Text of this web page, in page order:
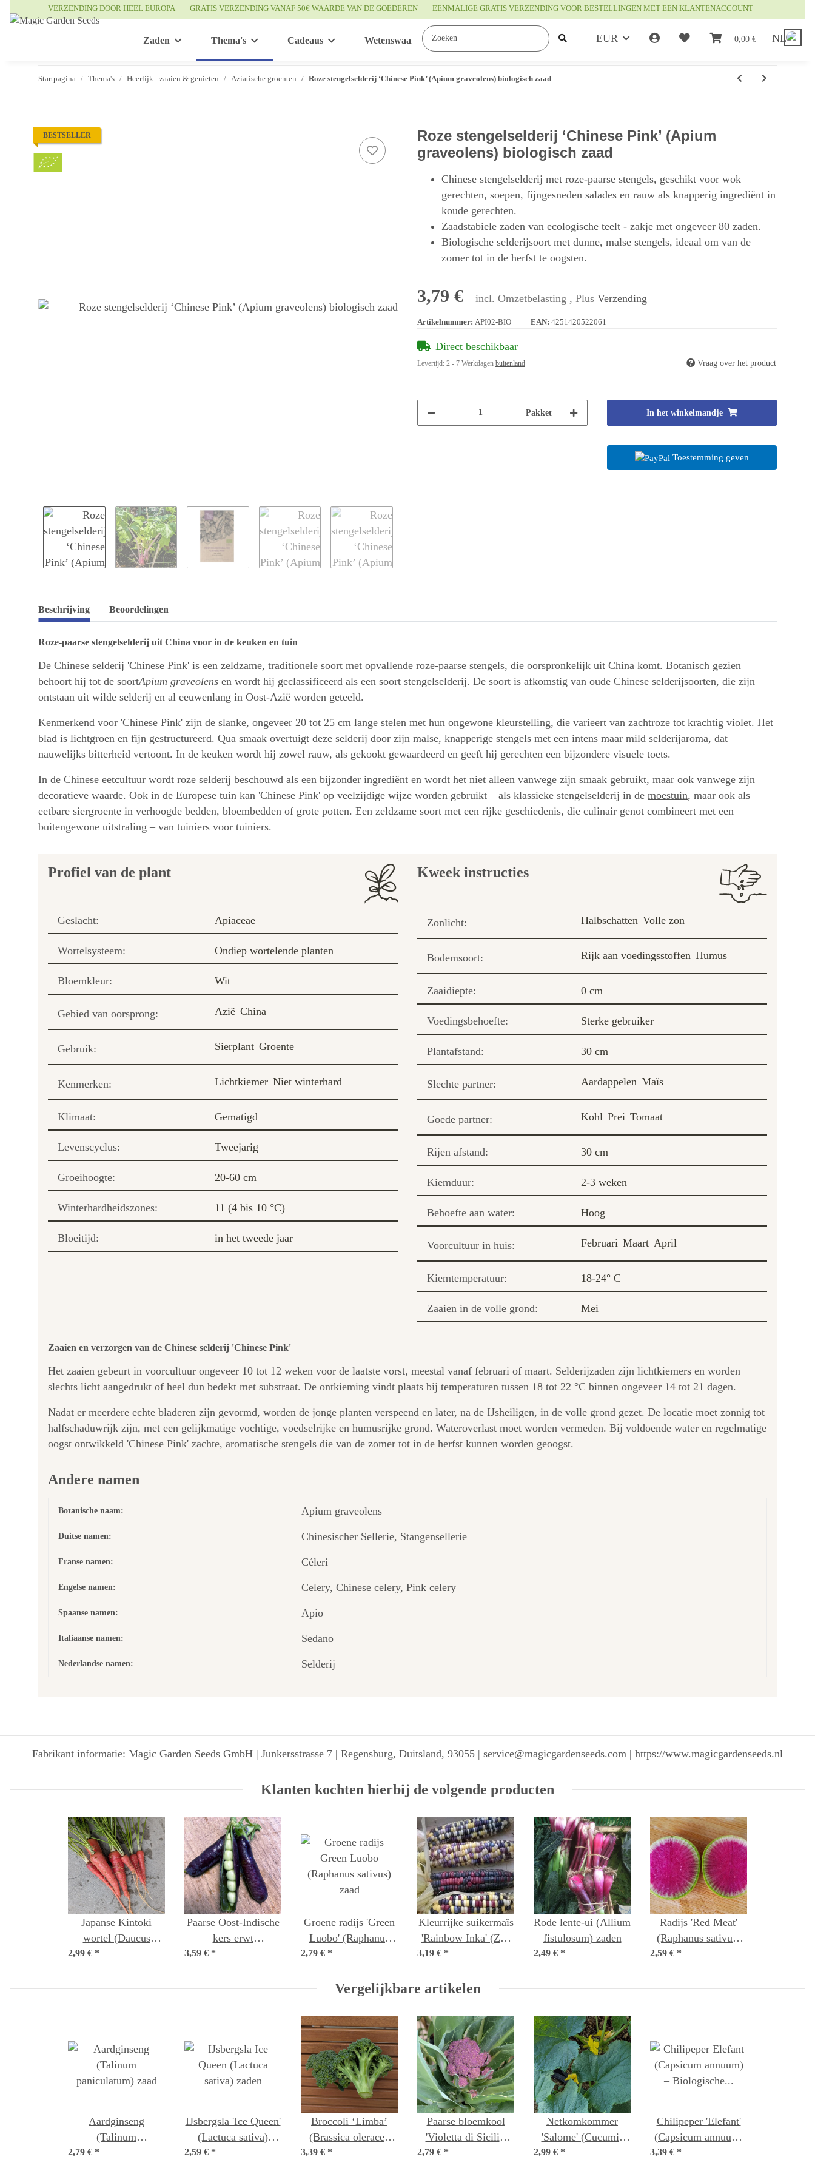
VERZENDING DOOR HEEL EUROPA GRATIS VERZENDING VANAF 50€ WAARDE VAN DE GOEDEREN EENMALIGE GRATIS VERZENDING VOOR BESTELLINGEN MET EEN KLANTENACCOUNT
EUR 0,00 € NL
Zaden Thema's Cadeaus Wetenswaardigheden
Startpagina Thema's Heerlijk - zaaien & genieten Aziatische groenten Roze stengelselderij ‘Chinese Pink’ (Apium graveolens) biologisch zaad
BESTSELLER
Roze stengelselderij ‘Chinese Pink’ (Apium
graveolens) biologisch zaad
Chinese stengelselderij met roze-paarse stengels, geschikt voor wok
gerechten, soepen, fijngesneden salades en rauw als knapperig ingrediënt in
koude gerechten.
Zaadstabiele zaden van ecologische teelt - zakje met ongeveer 80 zaden.
Biologische selderijsoort met dunne, malse stengels, ideaal om van de
zomer tot in de herfst te oogsten.
3,79 € incl. Omzetbelasting , Plus Verzending
Artikelnummer: API02-BIO EAN: 4251420522061
Direct beschikbaar
Levertijd: 2 - 7 Werkdagen buitenland Vraag over het product
Pakket In het winkelmandje
Toestemming geven
Beschrijving Beoordelingen
Roze-paarse stengelselderij uit China voor in de keuken en tuin
De Chinese selderij 'Chinese Pink' is een zeldzame, traditionele soort met opvallende roze-paarse stengels, die oorspronkelijk uit China komt. Botanisch gezien
behoort hij tot de soortApium graveolens en wordt hij geclassificeerd als een soort stengelselderij. De soort is afkomstig van oude Chinese selderijsoorten, die zijn
ontstaan uit wilde selderij en al eeuwenlang in Oost-Azië worden geteeld.
Kenmerkend voor 'Chinese Pink' zijn de slanke, ongeveer 20 tot 25 cm lange stelen met hun ongewone kleurstelling, die varieert van zachtroze tot krachtig violet. Het
blad is lichtgroen en fijn gestructureerd. Qua smaak overtuigt deze selderij door zijn malse, knapperige stengels met een intens maar mild selderijaroma, dat
nauwelijks bitterheid vertoont. In de keuken wordt hij zowel rauw, als gekookt gewaardeerd en geeft hij gerechten een bijzondere visuele toets.
In de Chinese eetcultuur wordt roze selderij beschouwd als een bijzonder ingrediënt en wordt het niet alleen vanwege zijn smaak gebruikt, maar ook vanwege zijn
decoratieve waarde. Ook in de Europese tuin kan 'Chinese Pink' op veelzijdige wijze worden gebruikt – als klassieke stengelselderij in de moestuin, maar ook als
eetbare siergroente in verhoogde bedden, bloembedden of grote potten. Een zeldzame soort met een rijke geschiedenis, die culinair genot combineert met een
buitengewone uitstraling – van tuiniers voor tuiniers.
Profiel van de plant
Geslacht: Apiaceae
Wortelsysteem: Ondiep wortelende planten
Bloemkleur: Wit
Gebied van oorsprong: Azië China
Gebruik: Sierplant Groente
Kenmerken: Lichtkiemer Niet winterhard
Klimaat: Gematigd
Levenscyclus: Tweejarig
Groeihoogte: 20-60 cm
Winterhardheidszones: 11 (4 bis 10 °C)
Bloeitijd: in het tweede jaar
Kweek instructies
Zonlicht: Halbschatten Volle zon
Bodemsoort: Rijk aan voedingsstoffen Humus
Zaaidiepte: 0 cm
Voedingsbehoefte: Sterke gebruiker
Plantafstand: 30 cm
Slechte partner: Aardappelen Maïs
Goede partner: Kohl Prei Tomaat
Rijen afstand: 30 cm
Kiemduur: 2-3 weken
Behoefte aan water: Hoog
Voorcultuur in huis: Februari Maart April
Kiemtemperatuur: 18-24° C
Zaaien in de volle grond: Mei
Zaaien en verzorgen van de Chinese selderij 'Chinese Pink'
Het zaaien gebeurt in voorcultuur ongeveer 10 tot 12 weken voor de laatste vorst, meestal vanaf februari of maart. Selderijzaden zijn lichtkiemers en worden
slechts licht aangedrukt of heel dun bedekt met substraat. De ontkieming vindt plaats bij temperaturen tussen 18 tot 22 °C binnen ongeveer 14 tot 21 dagen.
Nadat er meerdere echte bladeren zijn gevormd, worden de jonge planten verspeend en later, na de IJsheiligen, in de volle grond gezet. De locatie moet zonnig tot
halfschaduwrijk zijn, met een gelijkmatige vochtige, voedselrijke en humusrijke grond. Wateroverlast moet worden vermeden. Bij voldoende water en regelmatige
oogst ontwikkeld 'Chinese Pink' zachte, aromatische stengels die van de zomer tot in de herfst kunnen worden geoogst.
Andere namen
Botanische naam: Apium graveolens
Duitse namen: Chinesischer Sellerie, Stangensellerie
Franse namen: Céleri
Engelse namen: Celery, Chinese celery, Pink celery
Spaanse namen: Apio
Italiaanse namen: Sedano
Nederlandse namen: Selderij
Fabrikant informatie: Magic Garden Seeds GmbH | Junkersstrasse 7 | Regensburg, Duitsland, 93055 | service@magicgardenseeds.com | https://www.magicgardenseeds.nl
Klanten kochten hierbij de volgende producten
Japanse Kintoki
wortel (Daucus
carota) zaden
2,99 € *
Paarse Oost-Indische
kers erwt
"Blauwschokker"
zaad
3,59 € *
Groene radijs 'Green
Luobo' (Raphanus
sativus) zaad
2,79 € *
Kleurrijke suikermaïs
'Rainbow Inka' (Zea
mays) bio zaad
3,19 € *
Rode lente-ui (Allium
fistulosum) zaden
2,49 € *
Radijs 'Red Meat'
(Raphanus sativus)
2,59 € *
Vergelijkbare artikelen
Aardginseng
(Talinum
paniculatum) zaad
2,79 € *
IJsbergsla 'Ice Queen'
(Lactuca sativa)
2,59 € *
Broccoli ‘Limba’
(Brassica oleracea
var. italica)
3,39 € *
Paarse bloemkool
'Violetta di Sicilia'
(Brassica oleracea
2,79 € *
Netkomkommer
'Salome' (Cucumis
sativus) biologisch
2,99 € *
Chilipeper 'Elefant'
(Capsicum annuum)
– Biologische zaden
3,39 € *